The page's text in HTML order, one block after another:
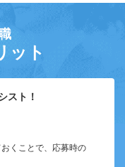
ット
スト！
くことで、応募時の